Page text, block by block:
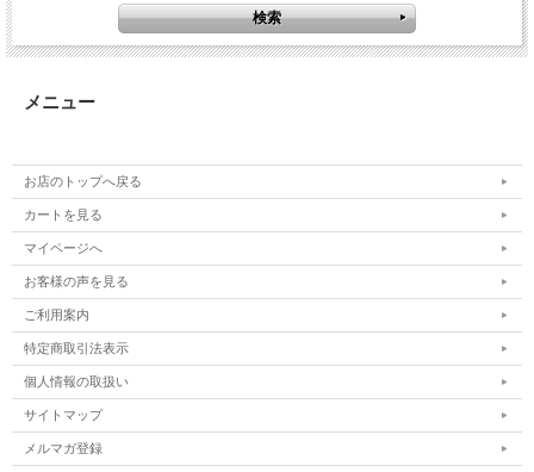
メニュー
お店のトップへ戻る
カートを見る
マイページへ
お客様の声を見る
ご利用案内
特定商取引法表示
個人情報の取扱い
サイトマップ
メルマガ登録